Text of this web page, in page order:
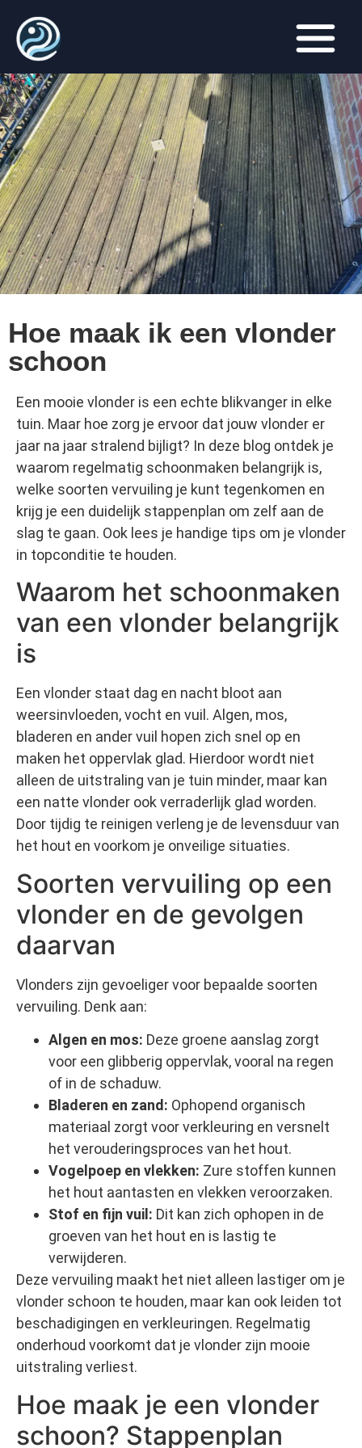
Hoe maak ik een vlonder
schoon
Een mooie vlonder is een echte blikvanger in elke
tuin. Maar hoe zorg je ervoor dat jouw vlonder er
jaar na jaar stralend bijligt? In deze blog ontdek je
waarom regelmatig schoonmaken belangrijk is,
welke soorten vervuiling je kunt tegenkomen en
krijg je een duidelijk stappenplan om zelf aan de
slag te gaan. Ook lees je handige tips om je vlonder
in topconditie te houden.
Waarom het schoonmaken
van een vlonder belangrijk
is
Een vlonder staat dag en nacht bloot aan
weersinvloeden, vocht en vuil. Algen, mos,
bladeren en ander vuil hopen zich snel op en
maken het oppervlak glad. Hierdoor wordt niet
alleen de uitstraling van je tuin minder, maar kan
een natte vlonder ook verraderlijk glad worden.
Door tijdig te reinigen verleng je de levensduur van
het hout en voorkom je onveilige situaties.
Soorten vervuiling op een
vlonder en de gevolgen
daarvan
Vlonders zijn gevoeliger voor bepaalde soorten
vervuiling. Denk aan:
Algen en mos: Deze groene aanslag zorgt
voor een glibberig oppervlak, vooral na regen
of in de schaduw.
Bladeren en zand: Ophopend organisch
materiaal zorgt voor verkleuring en versnelt
het verouderingsproces van het hout.
Vogelpoep en vlekken: Zure stoffen kunnen
het hout aantasten en vlekken veroorzaken.
Stof en fijn vuil: Dit kan zich ophopen in de
groeven van het hout en is lastig te
verwijderen.
Deze vervuiling maakt het niet alleen lastiger om je
vlonder schoon te houden, maar kan ook leiden tot
beschadigingen en verkleuringen. Regelmatig
onderhoud voorkomt dat je vlonder zijn mooie
uitstraling verliest.
Hoe maak je een vlonder
schoon? Stappenplan